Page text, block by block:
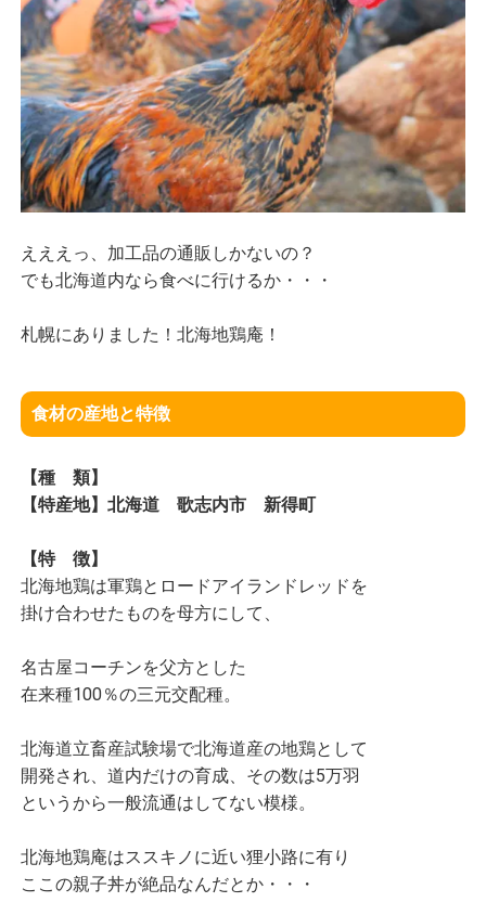
えええっ、加工品の通販しかないの？
でも北海道内なら食べに行けるか・・・
札幌にありました！北海地鶏庵！
食材の産地と特徴
【種 類】
【特産地】北海道 歌志内市 新得町
【特 徴】
北海地鶏は軍鶏とロードアイランドレッドを
掛け合わせたものを母方にして、
名古屋コーチンを父方とした
在来種100％の三元交配種。
北海道立畜産試験場で北海道産の地鶏として
開発され、道内だけの育成、その数は5万羽
というから一般流通はしてない模様。
北海地鶏庵はススキノに近い狸小路に有り
ここの親子丼が絶品なんだとか・・・